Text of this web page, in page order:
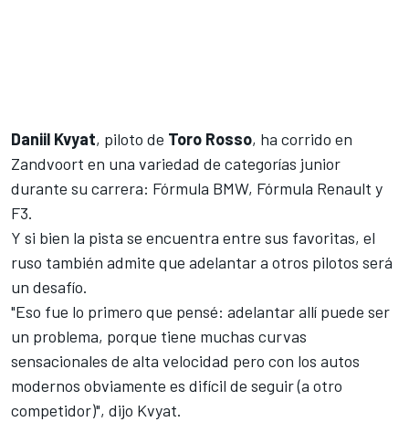
Daniil Kvyat, piloto de Toro Rosso, ha corrido en
Zandvoort en una variedad de categorías junior
durante su carrera: Fórmula BMW, Fórmula Renault y
F3.
Y si bien la pista se encuentra entre sus favoritas, el
ruso también admite que adelantar a otros pilotos será
un desafío.
"Eso fue lo primero que pensé: adelantar allí puede ser
un problema, porque tiene muchas curvas
sensacionales de alta velocidad pero con los autos
modernos obviamente es difícil de seguir (a otro
competidor)", dijo Kvyat.